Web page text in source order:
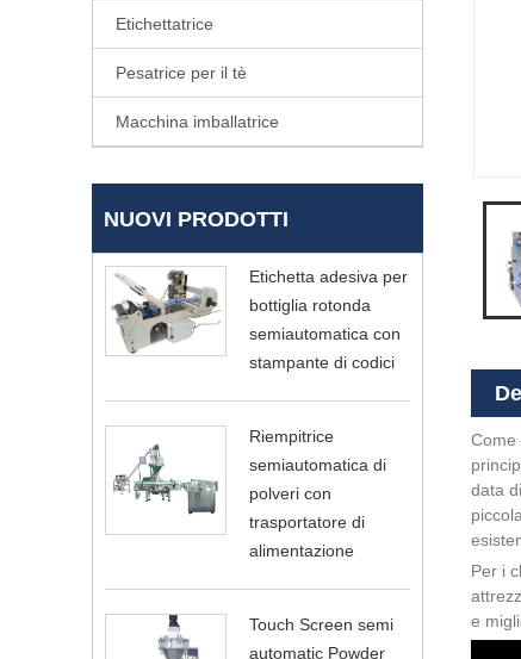
Etichettatrice
Pesatrice per il tè
Macchina imballatrice
NUOVI PRODOTTI
Etichetta adesiva per
bottiglia rotonda
semiautomatica con
stampante di codici
Riempitrice
semiautomatica di
polveri con
trasportatore di
alimentazione
Touch Screen semi
automatic Powder
Come
data
Per i
e